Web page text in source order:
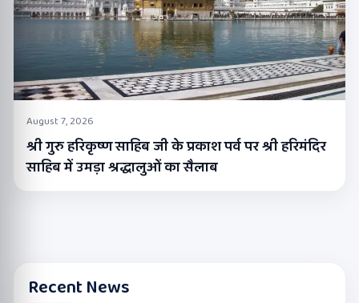
August 7, 2026
श्री गुरु हरिकृष्ण साहिब जी के प्रकाश पर्व पर श्री हरिमंदिर
साहिब में उमड़ा श्रद्धालुओं का सैलाब
Recent News